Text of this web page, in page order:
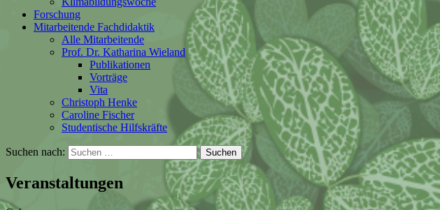
Forschung
Mitarbeitende Fachdidaktik
Alle Mitarbeitende
Prof. Dr. Katharina Wieland
Publikationen
Vorträge
Vita
Christoph Henke
Caroline Fischer
Studentische Hilfskräfte
Suchen nach:
Veranstaltungen